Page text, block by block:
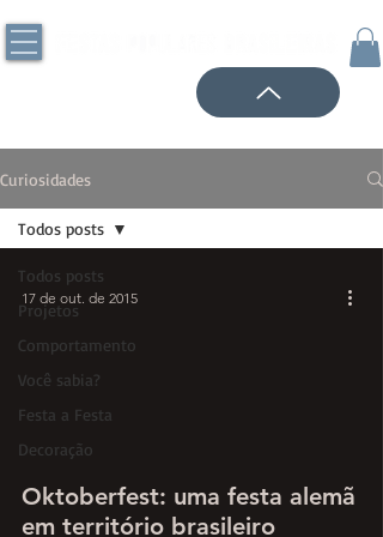
Curiosidades
Todos posts
Projetos
Comportamento
Você sabia?
Festa a Festa
Decoração
Todos posts
Oktoberfest: uma festa alemã
em território brasileiro
17 de out. de 2015